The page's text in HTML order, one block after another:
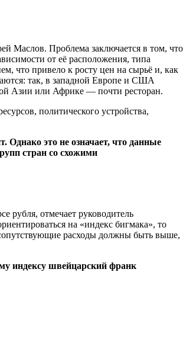
Маслов. Проблема заключается в том, что
от её расположения, типа
что привело к росту цен на сырьё и, как
так, в западной Европе и США
Азии или Африке — почти ресторан.
политического устройства,
Однако это не означает, что данные
стран со схожими
рубля, отмечает руководитель
на «индекс бигмака», то
расходы должны быть выше,
индексу швейцарский франк